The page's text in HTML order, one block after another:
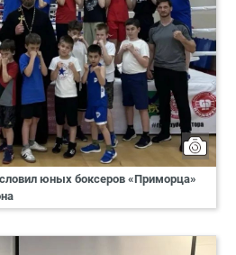
юных боксеров «Приморца»